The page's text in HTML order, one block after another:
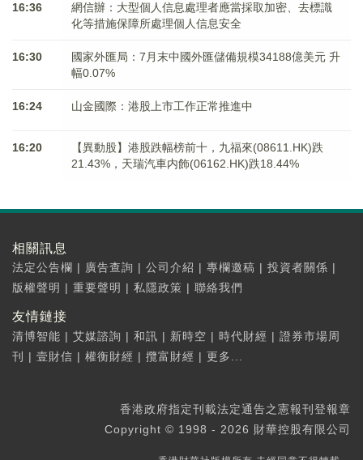
16:36
網信辦：大型個人信息處理者應當採取加密、去標識
化等措施保障所處理個人信息安全
16:30
國家外匯局：7月末中國外匯儲備規模34188億美元 升
幅0.07%
16:24 山金國際：港股上市工作正常推進中
16:20
【異動股】港股跌幅榜前十，九福來(08611.HK)跌
21.43%，天瑞汽車内飾(06162.HK)跌18.44%
相關訊息
法定公告欄 | 廣告查詢 | 公司介紹 | 專欄邀稿 | 投資者關係 |
版權聲明 | 重要聲明 | 私隱政策 | 聯絡我們
友情鏈接
清博智能 | 艾媒諮詢 | 和訊 | 新時空 | 時代財經 | 證券市場周
刊 | 壹財信 | 權衡財經 | 攬富財經 | 更多...
香港政府指定刊載法定通告之憲報刊登報章
Copyright © 1998 - 2026 財華控股有限公司